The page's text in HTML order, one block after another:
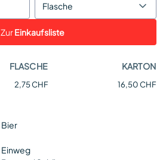
Flasche
ZurEinkaufsliste
FLASCHE KARTON
2,75 CHF 16,50 CHF
Bier
Einweg